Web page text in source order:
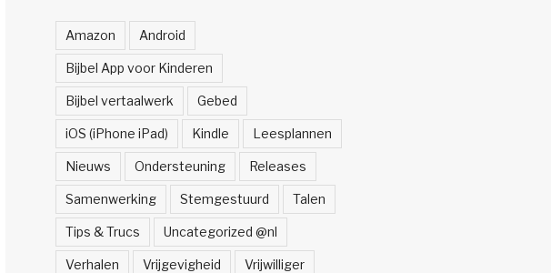
Amazon Android
Bijbel App voor Kinderen
Bijbel vertaalwerk Gebed
iOS (iPhone iPad) Kindle Leesplannen
Nieuws Ondersteuning Releases
Samenwerking Stemgestuurd Talen
Tips & Trucs Uncategorized @nl
Verhalen Vrijgevigheid Vrijwilliger